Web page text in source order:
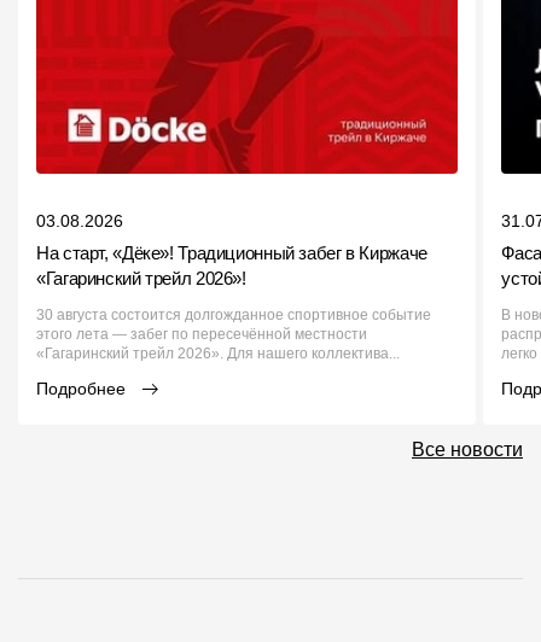
Текстуры
Фото объектов
Вопрос-ответ/Faq
Статьи
Сервисы
Конструктор
03.08.2026
На старт, «Дёке»! Традиционный забег в Киржаче
«Гагаринский трейл 2026»!
30 августа состоится долгожданное спортивное событие
этого лета — забег по пересечённой местности
«Гагаринский трейл 2026». Для нашего коллектива...
Подробнее
В
Все новости